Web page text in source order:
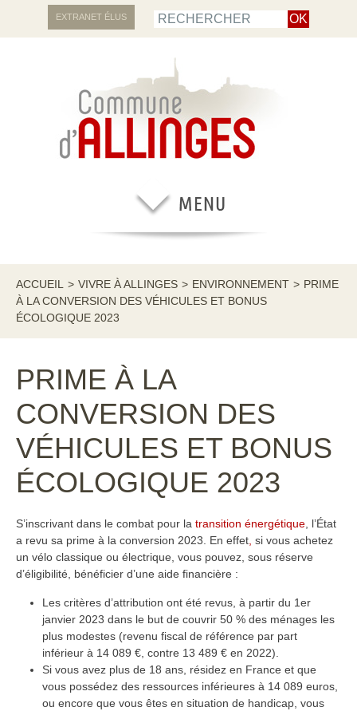
EXTRANET ÉLUS
ACCUEIL > VIVRE À ALLINGES > ENVIRONNEMENT > PRIME
À LA CONVERSION DES VÉHICULES ET BONUS
ÉCOLOGIQUE 2023
PRIME À LA
CONVERSION DES
VÉHICULES ET BONUS
ÉCOLOGIQUE 2023
S’inscrivant dans le combat pour la transition énergétique , l’État
a revu sa prime à la conversion 2023. En effet si vous achetez
un vélo classique ou électrique, vous pouvez, sous réserve
d’éligibilité, bénéficier d’une aide financière :
Les critères d’attribution ont été revus, à partir du 1er
janvier 2023 dans le but de couvrir 50 % des ménages les
plus modestes (revenu fiscal de référence par part
inférieur à 14 089 €, contre 13 489 € en 2022).
Si vous avez plus de 18 ans, résidez en France et que
vous possédez des ressources inférieures à 14 089 euros,
ou encore que vous êtes en situation de handicap, vous